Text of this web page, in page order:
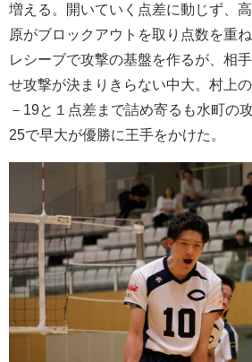
増える。開いていく点差に動じず、
原がブロックアウトを取り点数を重
レシーブで攻撃の基盤を作るが、相
せ攻撃が決まりきらない中大。村上
－19と１点差まで詰め寄るも水町の
25で早大が優勝に王手をかけた。